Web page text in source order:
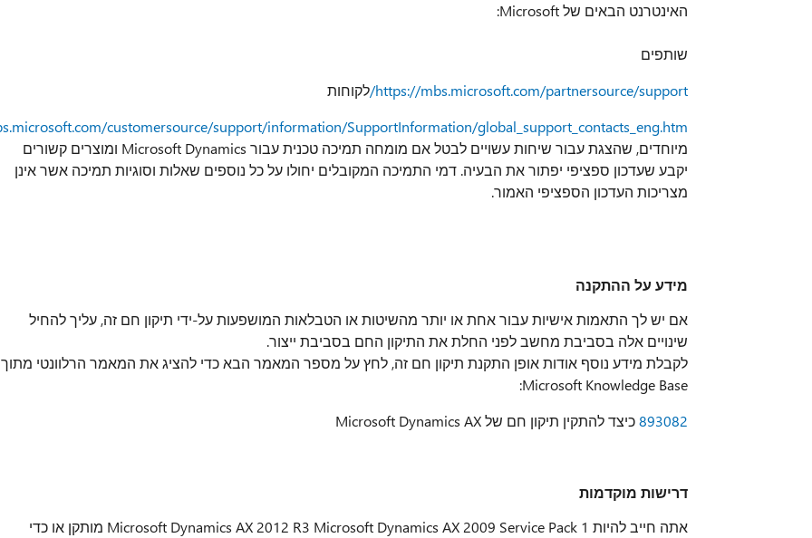
האינטרנט הבאים של Microsoft:
שותפים
https://mbs.microsoft.com/partnersource/support/ לקוחות
customersource/support/information/SupportInformation/global_support_contacts_eng.htm
מיוחדים, שהצגת עבור שיחות עשויים לבטל אם מומחה תמיכה טכנית עבור Microsoft Dynamics ומוצרים קשורים
יקבע שעדכון ספציפי יפתור את הבעיה. דמי התמיכה המקובלים יחולו על כל נוספים שאלות וסוגיות תמיכה אשר אינן
מצריכות העדכון הספציפי האמור.
מידע על ההתקנה
אם יש לך התאמות אישיות עבור אחת או יותר מהשיטות או הטבלאות המושפעות על-ידי תיקון חם זה, עליך להחיל
שינויים אלה בסביבת מחשב לפני החלת את התיקון החם בסביבת ייצור.
לקבלת מידע נוסף אודות אופן התקנת תיקון חם זה, לחץ על מספר המאמר הבא כדי להציג את המאמר הרלוונטי מתוך
Microsoft Knowledge Base:
893082כיצד להתקין תיקון חם של Microsoft Dynamics AX
דרישות מוקדמות
אתה חייב להיות Microsoft Dynamics AX 2012 R3 Microsoft Dynamics AX 2009 Service Pack 1 מותקן או כדי